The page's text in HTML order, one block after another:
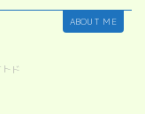
ABOUT ME
ド